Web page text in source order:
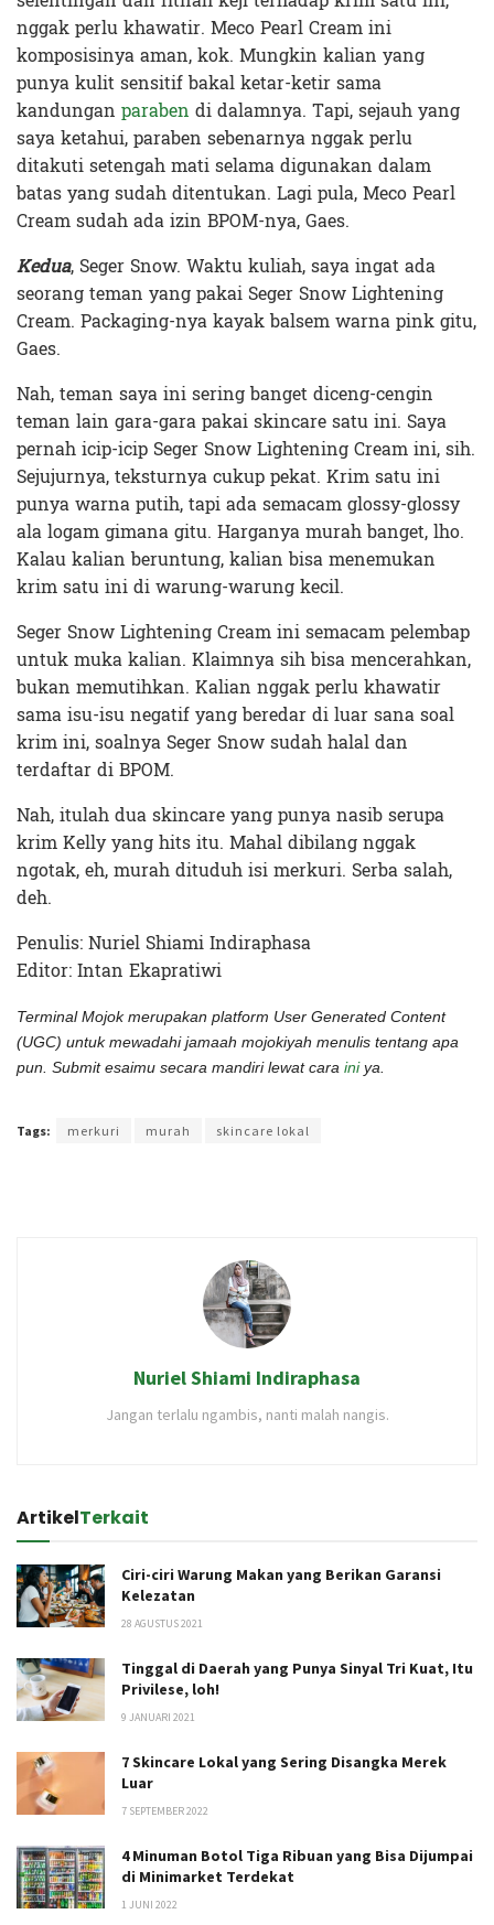
nggak perlu khawatir. Meco Pearl Cream ini
komposisinya aman, kok. Mungkin kalian yang
punya kulit sensitif bakal ketar-ketir sama
kandungan paraben di dalamnya. Tapi, sejauh yang
saya ketahui, paraben sebenarnya nggak perlu
ditakuti setengah mati selama digunakan dalam
batas yang sudah ditentukan. Lagi pula, Meco Pearl
Cream sudah ada izin BPOM-nya, Gaes.
Kedua, Seger Snow. Waktu kuliah, saya ingat ada
seorang teman yang pakai Seger Snow Lightening
Cream. Packaging-nya kayak balsem warna pink gitu,
Gaes.
Nah, teman saya ini sering banget diceng-cengin
teman lain gara-gara pakai skincare satu ini. Saya
pernah icip-icip Seger Snow Lightening Cream ini, sih.
Sejujurnya, teksturnya cukup pekat. Krim satu ini
punya warna putih, tapi ada semacam glossy-glossy
ala logam gimana gitu. Harganya murah banget, lho.
Kalau kalian beruntung, kalian bisa menemukan
krim satu ini di warung-warung kecil.
Seger Snow Lightening Cream ini semacam pelembap
untuk muka kalian. Klaimnya sih bisa mencerahkan,
bukan memutihkan. Kalian nggak perlu khawatir
sama isu-isu negatif yang beredar di luar sana soal
krim ini, soalnya Seger Snow sudah halal dan
terdaftar di BPOM.
Nah, itulah dua skincare yang punya nasib serupa
krim Kelly yang hits itu. Mahal dibilang nggak
ngotak, eh, murah dituduh isi merkuri. Serba salah,
deh.
Penulis: Nuriel Shiami Indiraphasa
Editor: Intan Ekapratiwi
Terminal Mojok merupakan platform User Generated Content
(UGC) untuk mewadahi jamaah mojokiyah menulis tentang apa
pun. Submit esaimu secara mandiri lewat cara iniya.
Tags: merkuri murah skincare lokal
Nuriel Shiami Indiraphasa
Jangan terlalu ngambis, nanti malah nangis.
ArtikelTerkait
Ciri-ciri Warung Makan yang Berikan Garansi
Kelezatan
28 AGUSTUS 2021
Tinggal di Daerah yang Punya Sinyal Tri Kuat, Itu
Privilese, loh!
9 JANUARI 2021
7 Skincare Lokal yang Sering Disangka Merek
Luar
7 SEPTEMBER 2022
4 Minuman Botol Tiga Ribuan yang Bisa Dijumpai
di Minimarket Terdekat
1 JUNI 2022